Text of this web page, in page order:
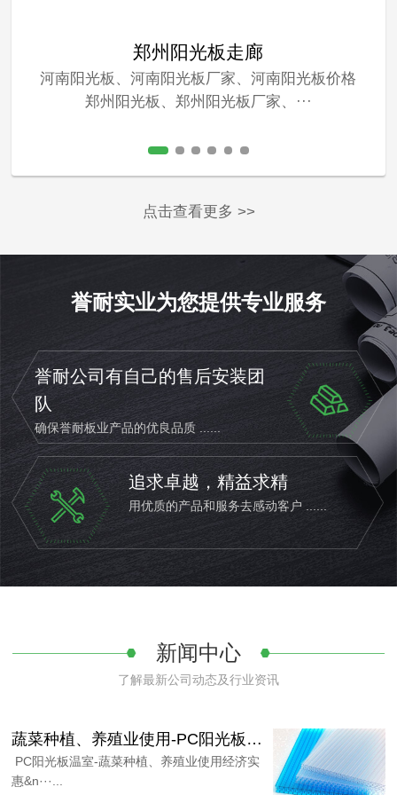
郑州阳光板走廊
河南阳光板、河南阳光板厂家、河南阳光板价格
郑州阳光板、郑州阳光板厂家、···
点击查看更多 >>
誉耐实业为您提供专业服务
誉耐公司有自己的售后安装团
队
确保誉耐板业产品的优良品质 ......
追求卓越，精益求精
用优质的产品和服务去感动客户 ......
新闻中心
了解最新公司动态及行业资讯
蔬菜种植、养殖业使用-PC阳光板温室
PC阳光板温室-蔬菜种植、养殖业使用经济实
惠&n···...